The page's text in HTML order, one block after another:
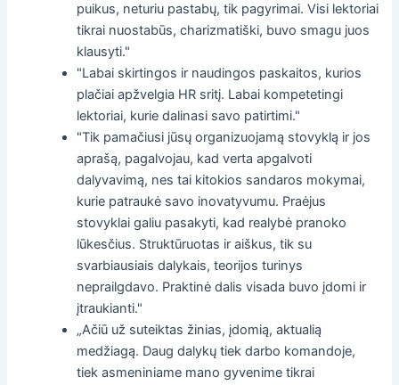
puikus, neturiu pastabų, tik pagyrimai. Visi lektoriai
tikrai nuostabūs, charizmatiški, buvo smagu juos
klausyti."
"Labai skirtingos ir naudingos paskaitos, kurios
plačiai apžvelgia HR sritį. Labai kompetetingi
lektoriai, kurie dalinasi savo patirtimi."
"Tik pamačiusi jūsų organizuojamą stovyklą ir jos
aprašą, pagalvojau, kad verta apgalvoti
dalyvavimą, nes tai kitokios sandaros mokymai,
kurie patraukė savo inovatyvumu. Praėjus
stovyklai galiu pasakyti, kad realybė pranoko
lūkesčius. Struktūruotas ir aiškus, tik su
svarbiausiais dalykais, teorijos turinys
neprailgdavo. Praktinė dalis visada buvo įdomi ir
įtraukianti."
„Ačiū už suteiktas žinias, įdomią, aktualią
medžiagą. Daug dalykų tiek darbo komandoje,
tiek asmeniniame mano gyvenime tikrai